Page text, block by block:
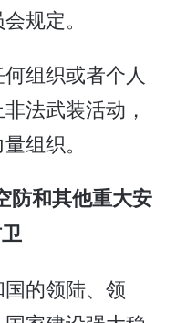
规定。
组织或者个人
法武装活动，
组织。
和其他重大安
的领陆、领